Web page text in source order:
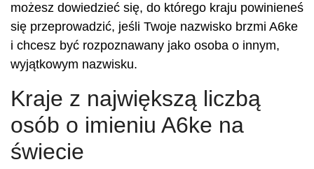
możesz dowiedzieć się, do którego kraju powinieneś
się przeprowadzić, jeśli Twoje nazwisko brzmi A6ke
i chcesz być rozpoznawany jako osoba o innym,
wyjątkowym nazwisku.
Kraje z największą liczbą
osób o imieniu A6ke na
świecie